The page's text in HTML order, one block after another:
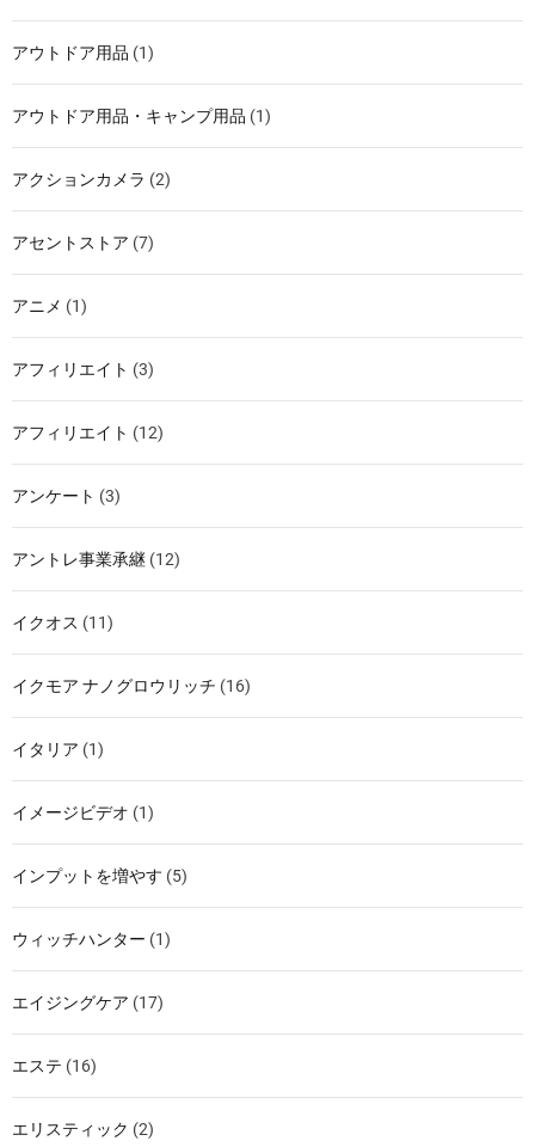
アウトドア用品 (1)
アウトドア用品・キャンプ用品 (1)
アクションカメラ (2)
アセントストア (7)
アニメ (1)
アフィリエイト (3)
アフィリエイト (12)
アンケート (3)
アントレ事業承継 (12)
イクオス (11)
イクモア ナノグロウリッチ (16)
イタリア (1)
イメージビデオ (1)
インプットを増やす (5)
ウィッチハンター (1)
エイジングケア (17)
エステ (16)
エリスティック (2)